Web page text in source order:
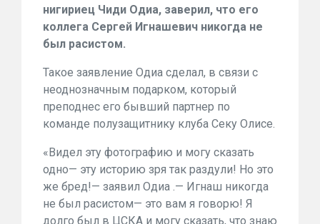
нигириец Чиди Одиа, заверил, что его
коллега Сергей Игнашевич никогда не
был расистом.
Такое заявление Одиа сделал, в связи с
неоднозначным подарком, который
преподнес его бывший партнер по
команде полузащитнику клуба Секу Олисе.
«Видел эту фотографию и могу сказать
одно— эту историю зря так раздули! Но это
же бред!— заявил Одиа .— Игнаш никогда
не был расистом— это вам я говорю! Я
долго был в ЦСКА и могу сказать, что знаю